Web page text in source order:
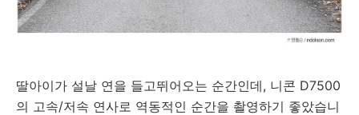
딸아이가 설날 연을 들고뛰어오는 순간인데, 니콘 D7500
의 고속/저속 연사로 역동적인 순간을 촬영하기 좋았습니